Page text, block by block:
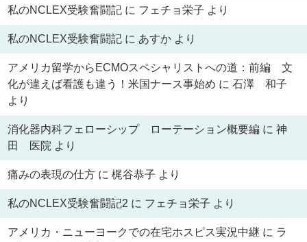
私のNCLEX受験奮闘記 に フェチョ栄子 より
私のNCLEX受験奮闘記 に あすか より
アメリカ留学からECMOスペシャリストへの道：前編 文
化が違えば看護も違う！米国ナース事始め に 石澤 和子
より
消化器内科フェローシップ ローテーション概要編 に 神
田 医院 より
痛みの表現の仕方 に 梶谷恭子 より
私のNCLEX受験奮闘記2 に フェチョ栄子 より
アメリカ・ニューヨークでの在宅ホスピス実況中継 に ラ